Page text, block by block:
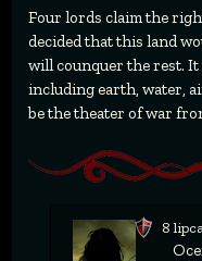
Four lords claim the
decided that this land
will counquer the rest.
including earth, water,
be the theater of war
8